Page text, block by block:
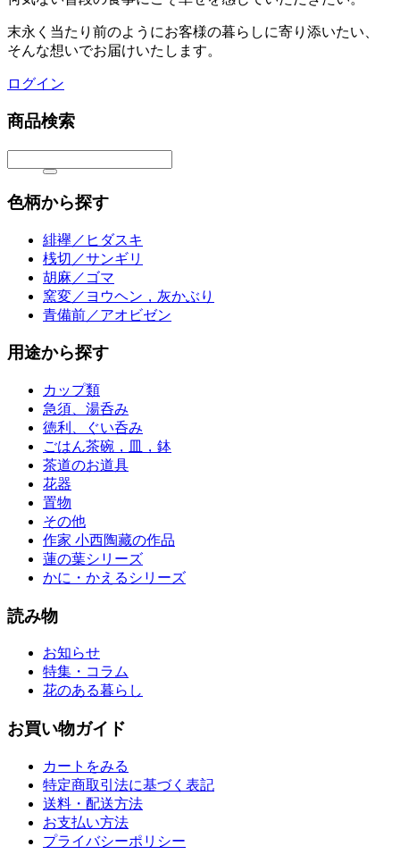
末永く当たり前のようにお客様の暮らしに寄り添いたい、
そんな想いでお届けいたします。
ログイン
商品検索
色柄から探す
緋襷／ヒダスキ
桟切／サンギリ
胡麻／ゴマ
窯変／ヨウヘン，灰かぶり
青備前／アオビゼン
用途から探す
カップ類
急須、湯呑み
徳利、ぐい呑み
ごはん茶碗，皿，鉢
茶道のお道具
花器
置物
その他
作家 小西陶藏の作品
蓮の葉シリーズ
かに・かえるシリーズ
読み物
お知らせ
特集・コラム
花のある暮らし
お買い物ガイド
カートをみる
特定商取引法に基づく表記
送料・配送方法
お支払い方法
プライバシーポリシー